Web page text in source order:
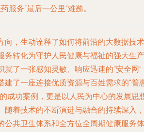
服务“最后一公里”难题。
向，生动诠释了如何将前沿的大数据技术
务转化为守护人民健康与福祉的强大生产
就了一张感知灵敏、响应迅速的“安全网”
建了一座连接优质资源与百姓需求的“普
成功案例，更是以人民为中心的发展思
随着技术的不断演进与融合的持续深入，
公共卫生体系和全方位全周期健康服务体